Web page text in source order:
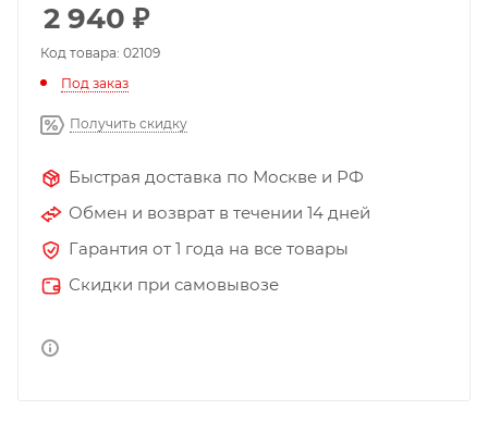
2 940 ₽
Код товара: 02109
Под заказ
Получить скидку
Быстрая доставка по Москве и РФ
Обмен и возврат в течении 14 дней
Гарантия от 1 года на все товары
Скидки при самовывозе